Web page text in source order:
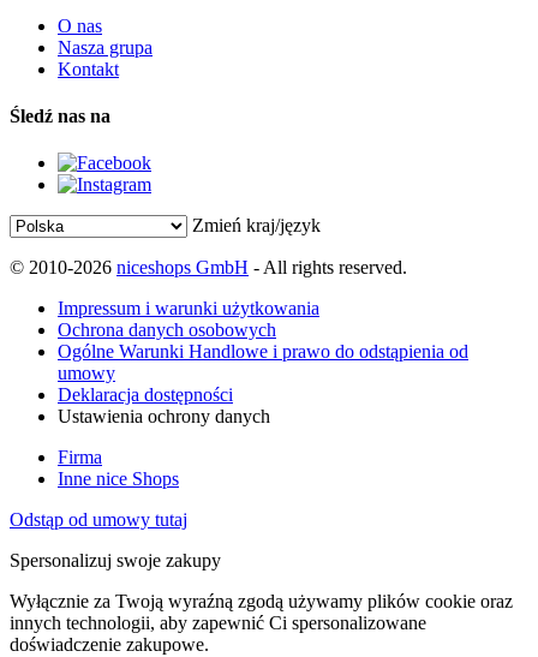
O nas
Nasza grupa
Kontakt
Śledź nas na
Zmień kraj/język
© 2010-2026 niceshops GmbH - All rights reserved.
Impressum i warunki użytkowania
Ochrona danych osobowych
Ogólne Warunki Handlowe i prawo do odstąpienia od
umowy
Deklaracja dostępności
Ustawienia ochrony danych
Firma
Inne nice Shops
Odstąp od umowy tutaj
Spersonalizuj swoje zakupy
Wyłącznie za Twoją wyraźną zgodą używamy plików cookie oraz
innych technologii, aby zapewnić Ci spersonalizowane
doświadczenie zakupowe.